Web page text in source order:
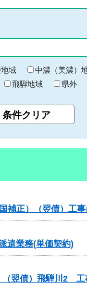
域 中濃（美濃）
飛騨地域 県外
正）（翌債）工
遣業務(単価契約)
翌債）飛騨川2